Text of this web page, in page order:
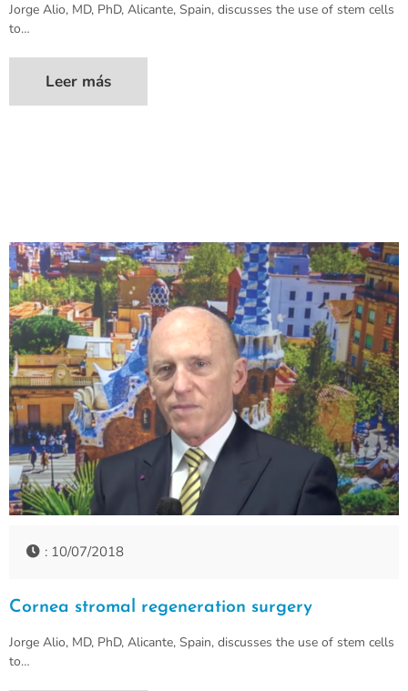
Jorge Alio, MD, PhD, Alicante, Spain, discusses the use of stem cells
to…
Leer más
: 10/07/2018
Cornea stromal regeneration surgery
Jorge Alio, MD, PhD, Alicante, Spain, discusses the use of stem cells
to…